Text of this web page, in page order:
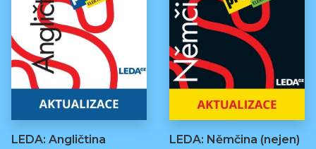
LEDA: Angličtina
LEDA: Němčina (nejen)